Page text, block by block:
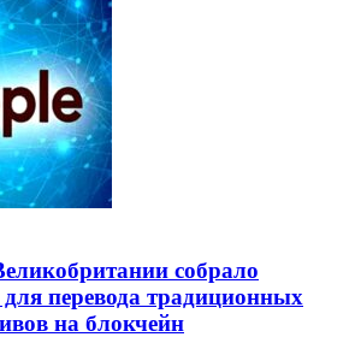
собрало
перевода традиционных
на блокчейн